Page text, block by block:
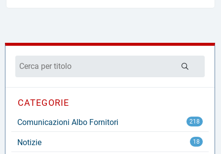
CATEGORIE
Comunicazioni Albo Fornitori 218
Notizie 18